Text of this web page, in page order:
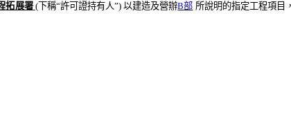
拓展署 (下稱“許可證持有人”)以建造及營辦B部 所說明的指定工程項目